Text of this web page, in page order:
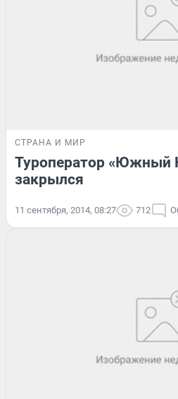
СТРАНА И МИР
Туроператор «Южный
закрылся
11 сентября, 2014, 08:27 712